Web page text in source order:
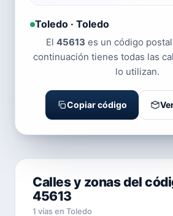
Toledo · Toledo
El 45613 es un código
continuación tienes todas las
lo utilizan.
Copiar código
Calles y zonas del
45613
1 vías en Toledo